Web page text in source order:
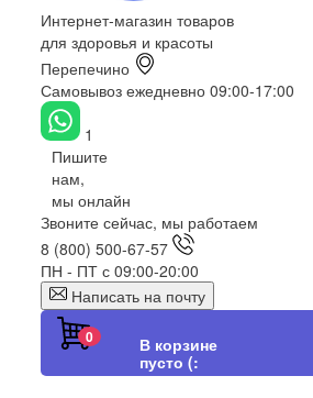
Интернет-магазин товаров
для здоровья и красоты
Перепечино
Самовывоз ежедневно 09:00-17:00
1
Пишите
нам,
мы онлайн
Звоните сейчас, мы работаем
8 (800) 500-67-57
ПН - ПТ с 09:00-20:00
Написать на почту
0
В корзине
пусто (: